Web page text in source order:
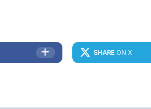
SHARE ON X